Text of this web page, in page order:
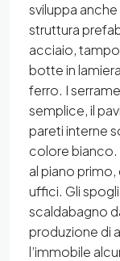
sviluppa
struttura
acciaio,
botte in
ferro. I
semplice, il
pareti interne
colore bianco.
al piano
uffici. Gli
scaldabagno
produzione di
l’immobile